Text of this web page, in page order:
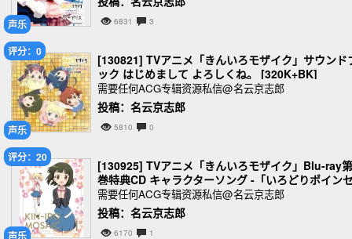
声乐 6831 3
声乐
评分：0
[130821] TVアニメ「きんいろモザイク」サウンド
ック はじめまして よろしくね。 [320K+BK]
需要任何ACG专辑资源私信@名云京志郎
投稿：名云京志郎
5810 0
声乐
评分：20
[130925] TVアニメ「きんいろモザイク」Blu-ray
巻特典CD キャラクターソング -「いろどりポイン
チア」／西明日香 [320K+BK]
需要任何ACG专辑资源私信@名云京志郎
投稿：名云京志郎
6170 1